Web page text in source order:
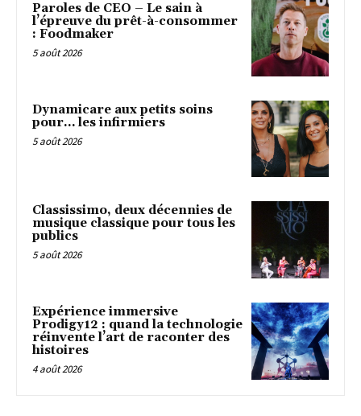
Paroles de CEO – Le sain à
l’épreuve du prêt-à-consommer
: Foodmaker
5 août 2026
Dynamicare aux petits soins
pour… les infirmiers
5 août 2026
Classissimo, deux décennies de
musique classique pour tous les
publics
5 août 2026
Expérience immersive
Prodigy12 : quand la technologie
réinvente l’art de raconter des
histoires
4 août 2026